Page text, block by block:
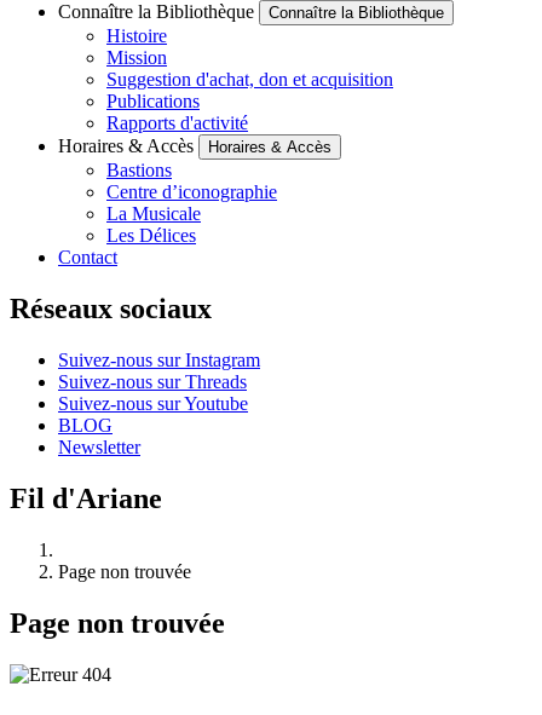
Connaître la Bibliothèque Connaître la Bibliothèque
Histoire
Mission
Suggestion d'achat, don et acquisition
Publications
Rapports d'activité
Horaires & Accès
Horaires & Accès
Bastions
Centre d’iconographie
La Musicale
Les Délices
Contact
Réseaux sociaux
Suivez-nous sur Instagram
Suivez-nous sur Threads
Suivez-nous sur Youtube
BLOG
Newsletter
Fil d'Ariane
Page non trouvée
Page non trouvée